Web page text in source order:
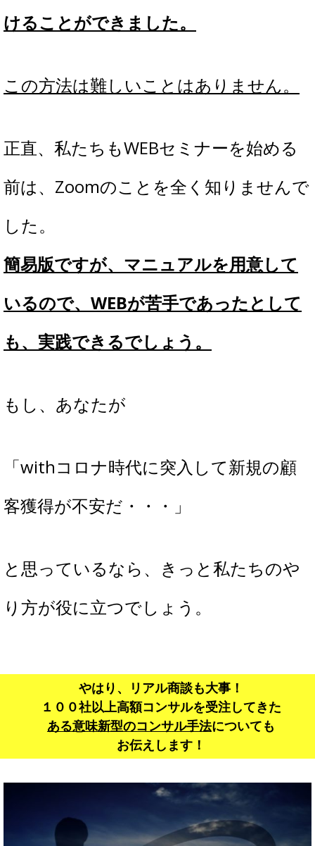
けることができました。
この方法は難しいことはありません。
正直、私たちもWEBセミナーを始める
前は、Zoomのことを全く知りませんで
した。
簡易版ですが、マニュアルを用意して
いるので、WEBが苦手であったとして
も、実践できるでしょう。
もし、あなたが
「withコロナ時代に突入して新規の顧
客獲得が不安だ・・・」
と思っているなら、きっと私たちのや
り方が役に立つでしょう。
やはり、リアル商談も大事！
１００社以上高額コンサルを受注してきた
ある意味新型のコンサル手法についても
お伝えします！